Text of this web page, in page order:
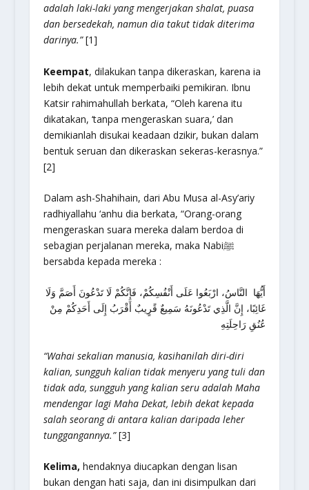
adalah laki-laki yang mengerjakan shalat, puasa
dan bersedekah, namun dia takut tidak diterima
darinya.”[1]
Keempat, dilakukan tanpa dikeraskan, karena ia
lebih dekat untuk memperbaiki pemikiran. Ibnu
Katsir rahimahullah berkata, “Oleh karena itu
dikatakan, ‘tanpa mengeraskan suara,’ dan
demikianlah disukai keadaan dzikir, bukan dalam
bentuk seruan dan dikeraskan sekeras-kerasnya.”
[2]
Dalam ash-Shahihain, dari Abu Musa al-Asy’ariy
radhiyallahu ‘anhu dia berkata, “Orang-orang
mengeraskan suara mereka dalam berdoa di
sebagian perjalanan mereka, maka Nabiﷺ
bersabda kepada mereka :
أَيُّهَا النَّاسُ، ارْبَعُوا عَلَى أَنْفُسِكُمْ، فَإِنَّكُمْ لَا تَدْعُونَ أَصَمَّ وَلَا
غَائِبًا، إِنَّ الَّذِي تَدْعُونَهُ سَمِيعٌ قًرٍيبٌ أَقْرَبُ إِلَى أَحَدِكُمْ مِنْ
عُنُقِ رَاحِلَتِهِ
“Wahai sekalian manusia, kasihanilah diri-diri
kalian, sungguh kalian tidak menyeru yang tuli dan
tidak ada, sungguh yang kalian seru adalah Maha
mendengar lagi Maha Dekat, lebih dekat kepada
salah seorang di antara kalian daripada leher
tunggangannya.”[3]
Kelima, hendaknya diucapkan dengan lisan
bukan dengan hati saja, dan ini disimpulkan dari